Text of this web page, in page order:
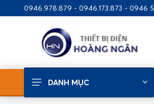
0946.978.879 - 0946.173.873 - 0946
DANH MỤC